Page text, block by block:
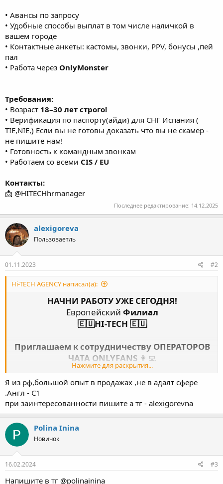
• Авансы по запросу
• Удобные способы выплат в том числе наличкой в
вашем городе
• Контактные анкеты: кастомы, звонки, PPV, бонусы ,пей
пал
• Работа через OnlyMonster
Требования:
• Возраст 18–30 лет строго!
• Верификация по паспорту(айди) для СНГ Испания (
TIE,NIE,) Если вы не готовы доказать что вы не скамер -
не пишите нам!
• Готовность к командным звонкам
• Работаем со всеми CIS / EU
Контакты:
📩 @HITECHhrmanager
Последнее редактирование: 14.12.2025
alexigoreva
Пользоваетль
01.11.2023 #2
Hi-TECH AGENCY написал(а):
НАЧНИ РАБОТУ УЖЕ СЕГОДНЯ!
Европейский Филиал
🇪🇺HI-TECH 🇪🇺
Приглашаем к сотрудничеству ОПЕРАТОРОВ
ЧАТА ONLYFANS 👩‍💻
Условия работы обязательно тебя
✅Высокий %! При выполнении плана ваш
процент составляет
✅Первая выплаты
✅Выплата ЗП в USDT
/VISA/PAXUM/REVOLUT…
Нажмите для раскрытия...
Я из рф,большой опыт в продажах ,не в адалт сфере
.Англ - C1
при заинтересованности пишите а тг - alexigorevna
Polina Inina
Новичок
16.02.2024 #3
Напишите в тг @polinainina